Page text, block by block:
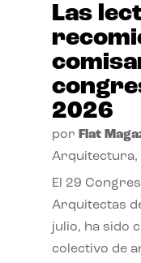
Las
2026
por Flat
Arquitectura,
El 29
Arquitectas
julio, ha sido
colectivo de